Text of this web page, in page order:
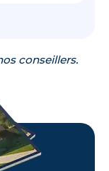
conseillers.